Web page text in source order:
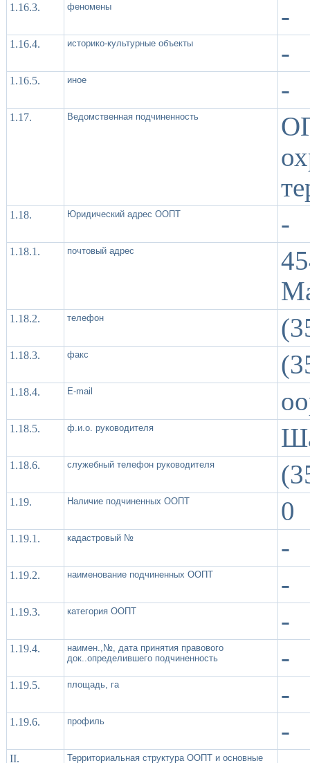
1.16.3. феномены -
1.16.4. историко-культурные объекты -
1.16.5. иное -
1.17. Ведомственная подчиненность
1.18. Юридический адрес ООПТ -
1.18.1. почтовый адрес
1.18.2. телефон
1.18.3. факс
1.18.4. Е-mail
1.18.5. ф.и.о. руководителя
1.18.6. служебный телефон руководителя
1.19. Наличие подчиненных ООПТ 0
1.19.1. кадастровый № -
1.19.2. наименование подчиненных ООПТ -
1.19.3. категория ООПТ -
1.19.4.
наимен.,№, дата принятия правового
док..определившего подчиненность
-
1.19.5. площадь, га -
1.19.6. профиль -
II.
Территориальная структура ООПТ и основные